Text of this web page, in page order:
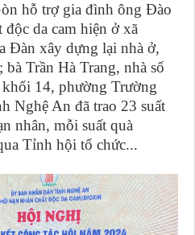
hỗ trợ gia đình ông Đào
da cam hiện ở xã
Đàn xây dựng lại nhà ở,
Trần Hà Trang, nhà số
14, phường Trường
Nghệ An đã trao 23 suất
nhân, mỗi suất quà
Tỉnh hội tổ chức...